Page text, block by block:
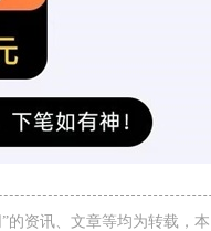
的资讯、文章等均为转载，